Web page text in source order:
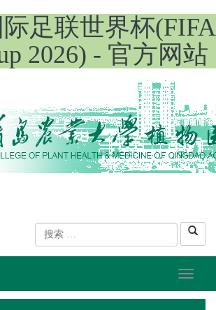
际足联世界杯(FIFA
2026) - 官方网站